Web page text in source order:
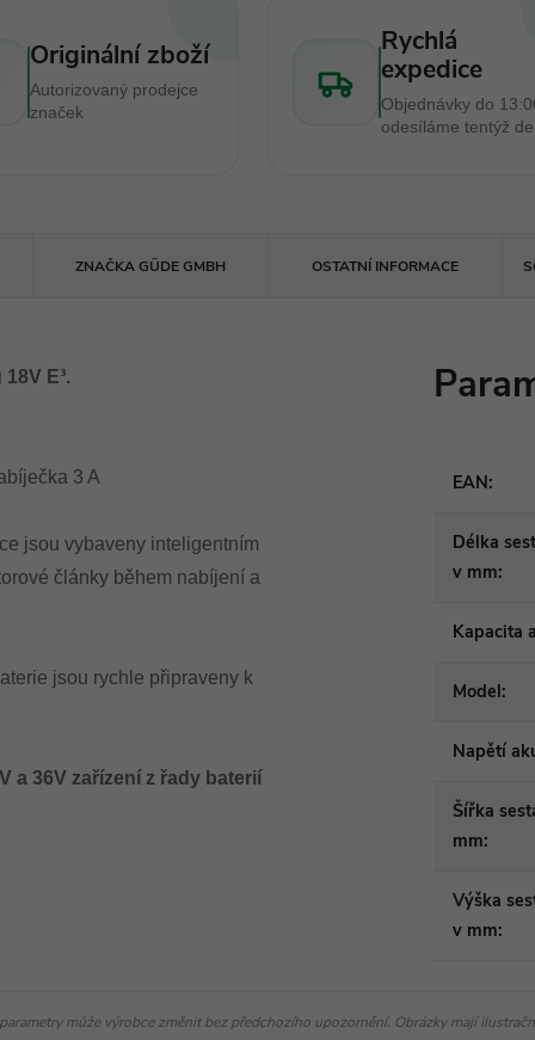
Originální zboží
Autorizovaný prodejce
značek
Rychlá
expedice
Objednávky do
odesíláme tentýž
ZNAČKAGÜDE GMBH OSTATNÍ INFORMACE
E³.
3 A
jsou vybaveny inteligentním
články během nabíjení a
jsou rychle připraveny k
a 36V zařízení z řady baterií
EAN:
Délka
v mm:
Kapacita
Model:
Napětí
Šířka
mm:
Výška
v mm:
může výrobce změnit bez předchozího upozornění. Obrázky mají